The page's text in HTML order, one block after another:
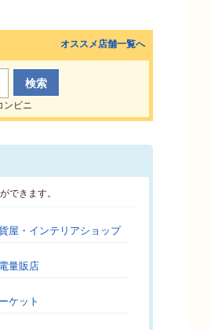
ンビニ
オススメ店舗一覧へ
できます。
屋・インテリアショップ
量販店
ケット